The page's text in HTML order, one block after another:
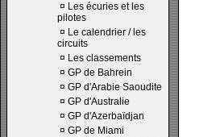
¤ Les écuries et les
pilotes
¤ Le calendrier / les
circuits
¤ Les classements
¤ GP de Bahrein
¤ GP d'Arabie Saoudite
¤ GP d'Australie
¤ GP d'Azerbaïdjan
¤ GP de Miami